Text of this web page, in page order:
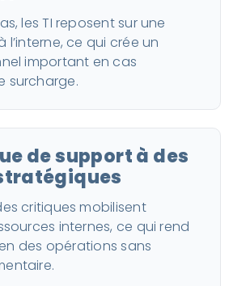
les TI reposent sur une
l’interne, ce qui crée un
important en cas
surcharge.
de support à des
critiques mobilisent
internes, ce qui rend
des opérations sans